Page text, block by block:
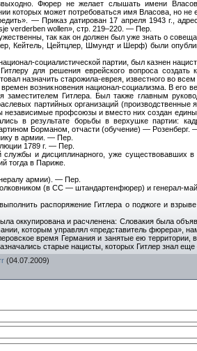
Фюрер не желает слышать имени
которых может потребоваться имя Власова, но
— Приказ датирован 17 апреля 1943 г.,
verderben wollen», стр. 219–220. — Пер.
так как он должен был уже знать о
Кейтель, Цейтцлер, Шмундт и Шерф) были
социалистической партии, был казнен
для решения еврейского вопроса создать
назначить старожила-еврея, известного во
возникновения национал-социализма. В его
заместителем Гитлера. Был также главным
партийных организаций
независимые профсоюзы и вместо них создан
в результате борьбы в верхушке партии:
Борманом, отчасти (обучение) — Розенберг.
в армии. — Пер.
1789 г. — Пер.
службы и дисциплинарного, уже
тогда в Париже.
армии). — Пер.
(в СС — штандартенфюрер) и генерал-
распоряжение Гитлера о поджоге и
оккупирована и расчленена: Словакия была
которым управлял «представитель фюрера»,
время Германия и занятые ею
старые нацисты, которых Гитлер знал
(04.07.2009)